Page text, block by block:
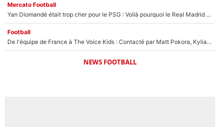
Mercato Football
Yan Diomandé était trop cher pour le PSG : Voilà pourquoi le Real Madrid a accepté de payer la somme record de 140M€ pour boucler son transfert !
Football
De l'équipe de France à The Voice Kids : Contacté par Matt Pokora, Kylian Mbappé a accepté de jouer un rôle inédit sur TF1 !
NEWS FOOTBALL